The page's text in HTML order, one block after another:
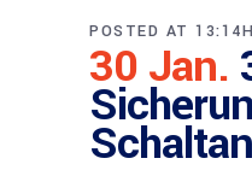
30 Jan.
POSTED AT 13:14H